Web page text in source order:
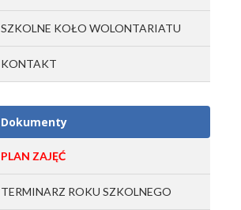
SZKOLNE KOŁO WOLONTARIATU
KONTAKT
Dokumenty
PLAN ZAJĘĆ
TERMINARZ ROKU SZKOLNEGO